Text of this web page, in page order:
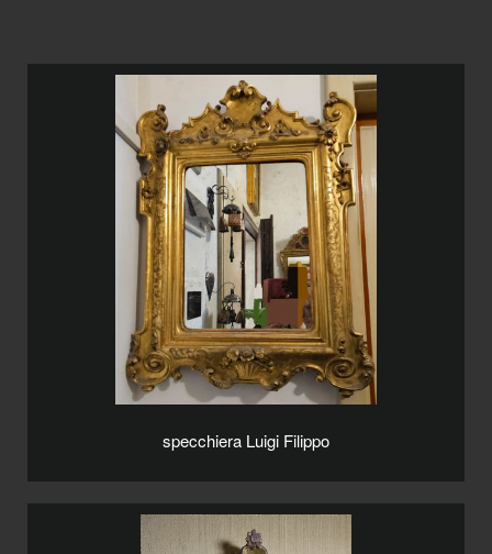
specchiera Luigi Filippo